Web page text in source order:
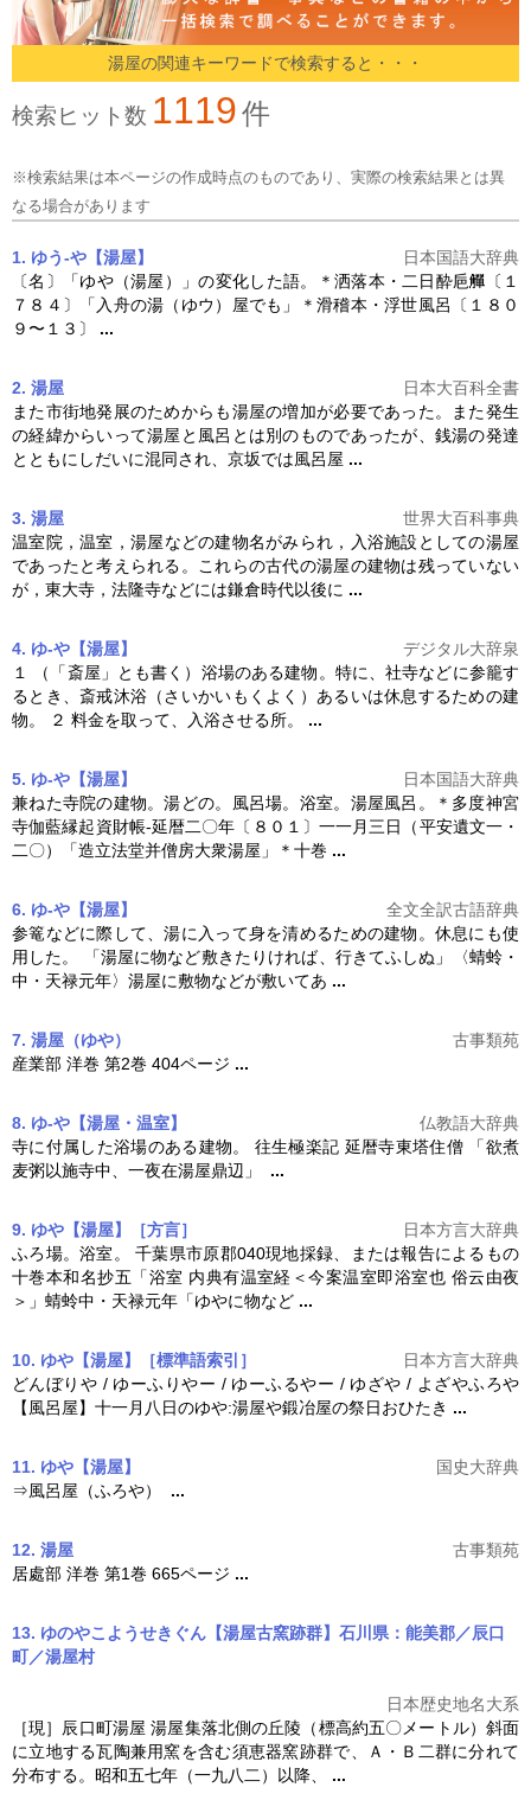
湯屋の関連キーワードで検索すると・・・
検索ヒット数 1119件
※検索結果は本ページの作成時点のものであり、実際の検索結果とは異
なる場合があります
1. ゆう‐や【湯屋】
日本国語大辞典
〔名〕「ゆや（湯屋 ）」の変化した語。＊洒落本・二日酔巵
〔１
７８４〕「入舟の湯（ゆウ）屋でも」＊滑稽本・浮世風呂〔１８０
９〜１３〕 ...
2. 湯屋
日本大百科全書
また市街地発展のためからも湯屋の増加が必要であった。また発生
の経緯からいって湯屋 と風呂とは別のものであったが、銭湯の発達
とともにしだいに混同され、京坂では風呂屋 ...
3. 湯屋
世界大百科事典
温室院，温室， 湯屋などの建物名がみられ，入浴施設としての湯屋
であったと考えられる。これらの古代の湯屋の建物は残っていない
が，東大寺，法隆寺などには鎌倉時代以後に ...
4. ゆ‐や【湯屋】
デジタル大辞泉
１ （「斎屋」とも書く）浴場のある建物。特に、社寺などに参籠す
るとき、斎戒沐浴（さいかいもくよく）あるいは休息するための建
物。 ２ 料金を取って、入浴させる所。 ...
5. ゆ‐や【湯屋】
日本国語大辞典
兼ねた寺院の建物。湯どの。風呂場。浴室。 湯屋風呂。＊多度神宮
寺伽藍縁起資財帳‐延暦二〇年〔８０１〕一一月三日（平安遺文一・
二〇）「造立法堂并僧房大衆湯屋 」＊十巻 ...
6. ゆ-や【湯屋】
全文全訳古語辞典
参篭などに際して、湯に入って身を清めるための建物。休息にも使
用した。 「湯屋に物など敷きたりければ、行きてふしぬ」〈蜻蛉・
中・天禄元年〉 湯屋に敷物などが敷いてあ ...
7. 湯屋 （ゆや）
古事類苑
産業部 洋巻 第2巻 404ページ ...
8. ゆ‐や【湯屋・温室】
仏教語大辞典
寺に付属した浴場のある建物。 往生極楽記 延暦寺東塔住僧 「欲煮
麦粥以施寺中、一夜在湯屋鼎辺」 ...
9. ゆや【湯屋】［方言］
日本方言大辞典
ふろ場。浴室。 千葉県市原郡040現地採録、または報告によるもの
十巻本和名抄五「浴室 内典有温室経＜今案温室即浴室也 俗云由夜
＞」蜻蛉中・天禄元年「ゆやに物など ...
10. ゆや【湯屋】［標準語索引］
日本方言大辞典
どんぼりや / ゆーふりやー / ゆーふるやー / ゆざや / よざやふろや
【風呂屋】十一月八日のゆや:湯屋や鍛冶屋の祭日おひたき ...
11. ゆや【湯屋】
国史大辞典
⇒風呂屋（ふろや） ...
12. 湯屋
古事類苑
居處部 洋巻 第1巻 665ページ ...
13. ゆのやこようせきぐん【湯屋古窯跡群】石川県：能美郡／辰口
町／湯屋村
日本歴史地名大系
［現］辰口町湯屋 湯屋集落北側の丘陵（標高約五〇メートル）斜面
に立地する瓦陶兼用窯を含む須恵器窯跡群で、Ａ・Ｂ二群に分れて
分布する。昭和五七年（一九八二）以降、 ...